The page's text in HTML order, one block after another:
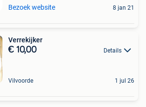
Bezoek website 8 jan 21
Verrekijker
€ 10,00 Details
Vilvoorde 1 jul 26